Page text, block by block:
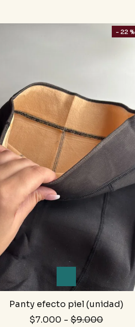
- 22 %
Panty efecto piel (unidad)
$7.000 - $9.000